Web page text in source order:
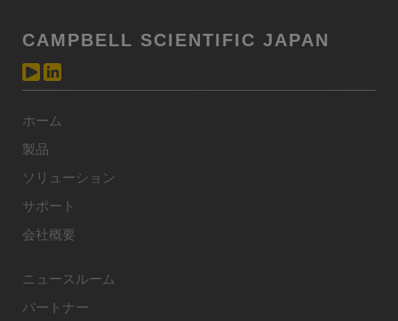
CAMPBELL SCIENTIFIC JAPAN
ホーム
製品
ソリューション
サポート
会社概要
ニュースルーム
パートナー